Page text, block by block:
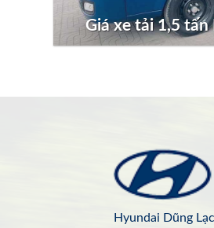
Giá xe tải 1,5
Hyundai Dũng Lạc